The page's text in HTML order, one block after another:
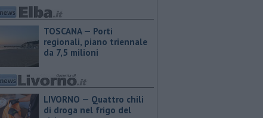
TOSCANA — Porti
regionali, piano triennale
da 7,5 milioni
LIVORNO — Quattro chili
di droga nel frigo del